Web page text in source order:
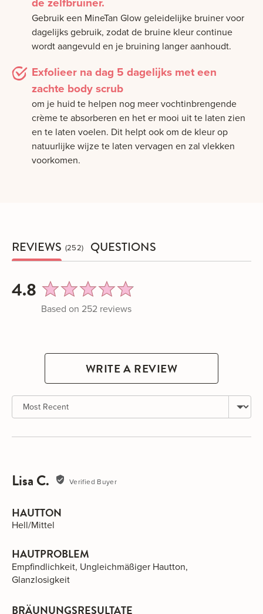
Gebruik een MineTan Glow geleidelijke bruiner voor
dagelijks gebruik, zodat de bruine kleur continue
wordt aangevuld en je bruining langer aanhoudt.
Exfolieer na dag 5 dagelijks met een
zachte body scrub
om je huid te helpen nog meer vochtinbrengende
crème te absorberen en het er mooi uit te laten zien
en te laten voelen. Dit helpt ook om de kleur op
natuurlijke wijze te laten vervagen en zal vlekken
voorkomen.
REVIEWS 252 QUESTIONS
average
rating
4.8 out
of
Based on 252 reviews
WRITE A REVIEW
Sort by
Lisa C.
Reviewed
C.
Verified Buyer
HAUTTON
Hell/Mittel
HAUTPROBLEM
Empfindlichkeit Ungleichmäßiger Hautton
Glanzlosigkeit
BRÄUNUNGSRESULTATE